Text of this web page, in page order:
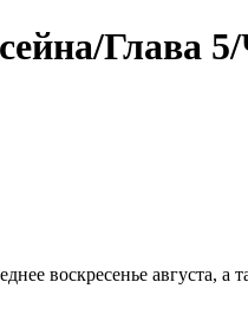
Глава
воскресенье августа, а